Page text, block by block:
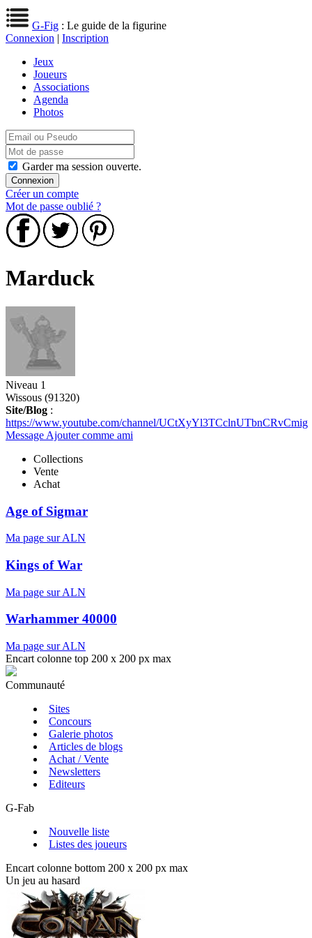
G-Fig : Le guide de la figurine
Connexion | Inscription
Jeux
Joueurs
Associations
Agenda
Photos
Garder ma session ouverte.
Créer un compte
Mot de passe oublié ?
Marduck
Niveau 1
Wissous (91320)
Site/Blog :
https://www.youtube.com/channel/UCtXyYl3TCclnUTbnCRvCmig
Message Ajouter comme ami
Collections
Vente
Achat
Age of Sigmar
Ma page sur ALN
Kings of War
Ma page sur ALN
Warhammer 40000
Ma page sur ALN
Encart colonne top 200 x 200 px max
Communauté
Sites
Concours
Galerie photos
Articles de blogs
Achat / Vente
Newsletters
Editeurs
G-Fab
Nouvelle liste
Listes des joueurs
Encart colonne bottom 200 x 200 px max
Un jeu au hasard